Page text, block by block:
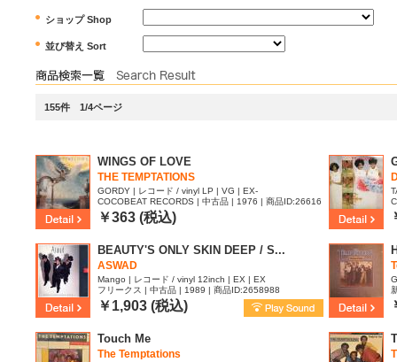
ショップ Shop
並び替え Sort
155件 1/4ページ
WINGS OF LOVE
THE TEMPTATIONS
GORDY | レコード / vinyl LP | VG | EX-
COCOBEAT RECORDS | 中古品 | 1976 | 商品ID:26616
73
￥363 (税込)
BEAUTY'S ONLY SKIN DEEP / S...
ASWAD
Mango | レコード / vinyl 12inch | EX | EX
フリークス | 中古品 | 1989 | 商品ID:2658988
￥1,903 (税込)
7
Touch Me
The Temptations